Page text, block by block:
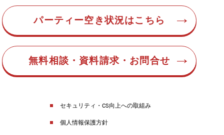
パーティー空き状況はこちら
無料相談・資料請求・お問合せ
セキュリティ・CS向上への取組み
個人情報保護方針